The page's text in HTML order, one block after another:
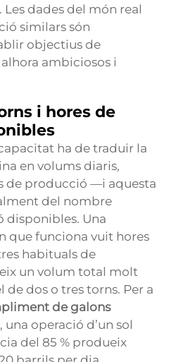
dades del món real
similars són
objectius de
ambiciosos i
i hores de
ha de traduir la
en volums diaris,
de producció —i aquesta
del nombre
disponibles. Una
que funciona vuit hores
habituals de
un volum total molt
de dos o tres torns. Per a
de galons
operació d’un sol
del 85 % produeix